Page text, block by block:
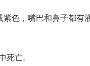
色，嘴巴和鼻子都有
死亡。